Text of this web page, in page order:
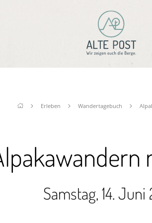
Erleben Wandertagebuch
Samstag, 14. Juni